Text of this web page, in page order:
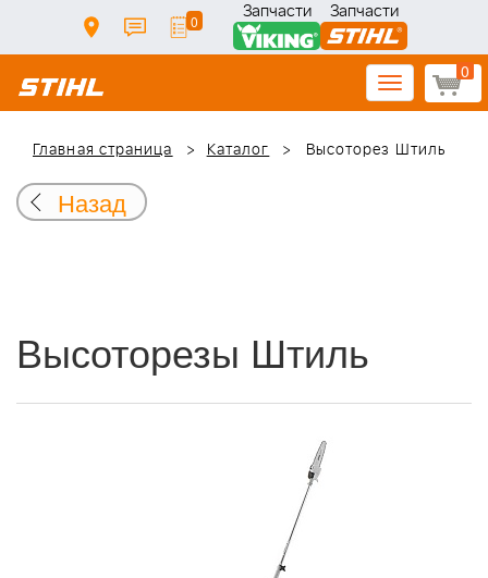
0 Запчасти Запчасти
0
Toggle
navigation
Главная страница
Каталог Высоторез Штиль
Назад
Высоторезы Штиль